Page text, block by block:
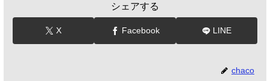
シェアする
X Facebook LINE
chaco